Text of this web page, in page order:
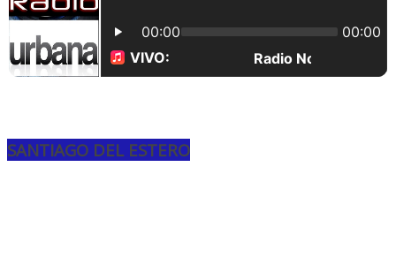
SANTIAGO DEL ESTERO